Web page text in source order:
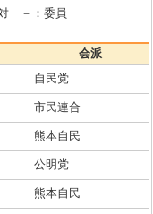
－：委員
会派
自民党
市民連合
熊本自民
公明党
熊本自民